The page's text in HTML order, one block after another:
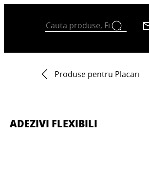
Produse pentru Placari
ADEZIVI FLEXIBILI